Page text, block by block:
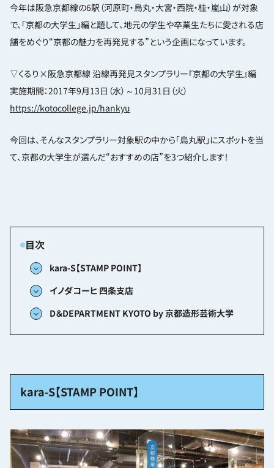
今年は阪急京都線の6駅（河原町・烏丸・大宮・西院・桂・嵐山）が対象
で、「京都の大学生」編と題して、地元の学生や卒業生たちに愛される店
舗をめぐり“京都の魅力を再発見する”という企画になっています。
▽くるり×阪急京都線 沿線再発見スタンプラリー『京都の大学生』編
実施期間：2017年9月13日（水）～10月31日（火）
https://kotocollege.jp/hankyu
今回は、そんなスタンプラリー対象駅の中から「烏丸駅」にスポットを当
て、京都の大学生が選んだ“おすすめの店”を3つ紹介します！
kara-S【STAMP POINT】
イノダコーヒ 四条支店
D＆DEPARTMENT KYOTO by 京都造形芸術大学
kara-S【STAMP POINT】